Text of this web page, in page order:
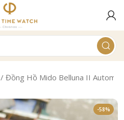
/Đồng Hồ Mido Belluna II
-58%